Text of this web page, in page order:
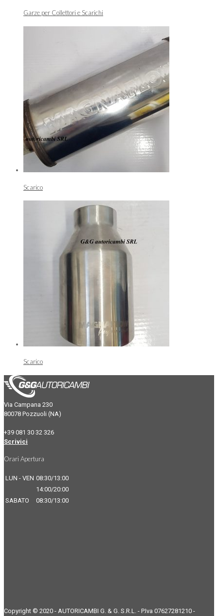
Garze per Collettori e Scarichi
Scarico
Scarico
Via Campana 230
80078 Pozzuoli (NA)
+39 081 30 32 326
Scrivici
Orari Apertura
LUN - VEN 08:30/13:00
14:00/20:00
SABATO
08:30/13:00
Copyright © 2020 - AUTORICAMBI G. & G. S.R.L. - P.Iva 07627281210 -